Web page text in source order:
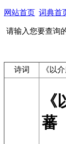
网站首页 词典首
请输入您要查询
诗词 《以
蕃